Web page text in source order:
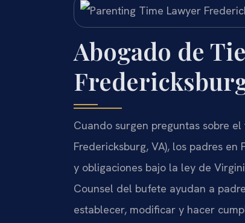
Abogado de
Cuando surgen preguntas sobre
Fredericksburg, VA), los padres
y obligaciones bajo la ley de
Counsel del bufete ayudan a
establecer, modificar y hacer